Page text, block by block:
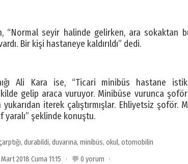
“Normal seyir halinde gelirken, ara sokaktan
Bir kişi hastaneye kaldırıldı” dedi.
Ali Kara ise, “Ticari minibüs hastane
gelip araca vuruyor. Minibüse vurunca şoför
iterek çalıştırmışlar. Ehliyetsiz şoför.
yaralı” şeklinde konuştu.
, durabildi, duvarına, minibüs, okul, otomobilin
2018 Cuma 11:15 · 💬 0 yorum ·